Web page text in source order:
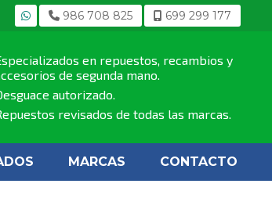
986 708 825 699 299 177
en repuestos, recambios y
de segunda mano.
autorizado.
revisados de todas las marcas.
MARCAS CONTACTO